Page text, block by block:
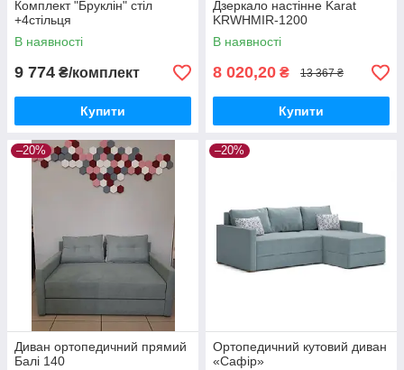
Комплект "Бруклін" стіл
+4стільця
В наявності
9 774 ₴/комплект
Купити
Дзеркало настінне Karat
KRWHMIR-1200
В наявності
8 020,20 ₴ 13 367 ₴
Купити
–20%
Диван ортопедичний прямий
Балі 140
–20%
Ортопедичний кутовий диван
«Сафір»